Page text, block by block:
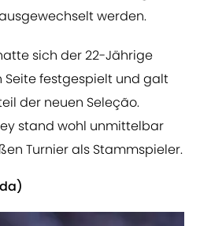
werden.
sich der 22-Jährige
Seite festgespielt und galt
der neuen Seleção.
stand wohl unmittelbar
Turnier als Stammspieler.